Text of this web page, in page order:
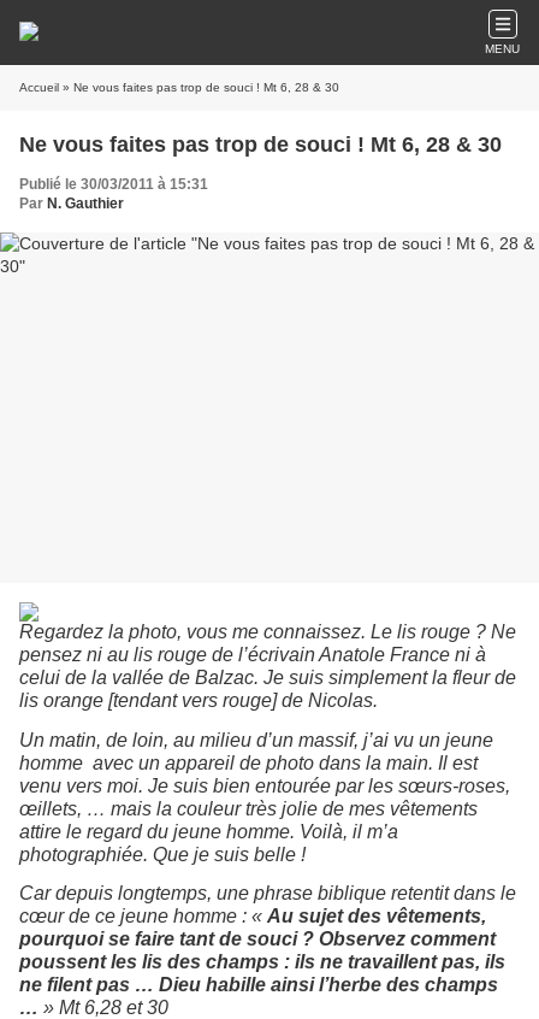
MENU
Accueil » Ne vous faites pas trop de souci ! Mt 6, 28 & 30
Ne vous faites pas trop de souci ! Mt 6, 28 & 30
Publié le 30/03/2011 à 15:31
Par N. Gauthier
Regardez la photo, vous me connaissez. Le lis rouge ? Ne
pensez ni au lis rouge de l’écrivain Anatole France ni à
celui de la vallée de Balzac. Je suis simplement la fleur de
lis orange [tendant vers rouge] de Nicolas.
Un matin, de loin, au milieu d’un massif, j’ai vu un jeune
homme avec un appareil de photo dans la main. Il est
venu vers moi. Je suis bien entourée par les sœurs-roses,
œillets, … mais la couleur très jolie de mes vêtements
attire le regard du jeune homme. Voilà, il m’a
photographiée. Que je suis belle !
Car depuis longtemps, une phrase biblique retentit dans le
cœur de ce jeune homme : « Au sujet des vêtements,
pourquoi se faire tant de souci ? Observez comment
poussent les lis des champs : ils ne travaillent pas, ils
ne filent pas … Dieu habille ainsi l’herbe des champs
… » Mt 6,28 et 30